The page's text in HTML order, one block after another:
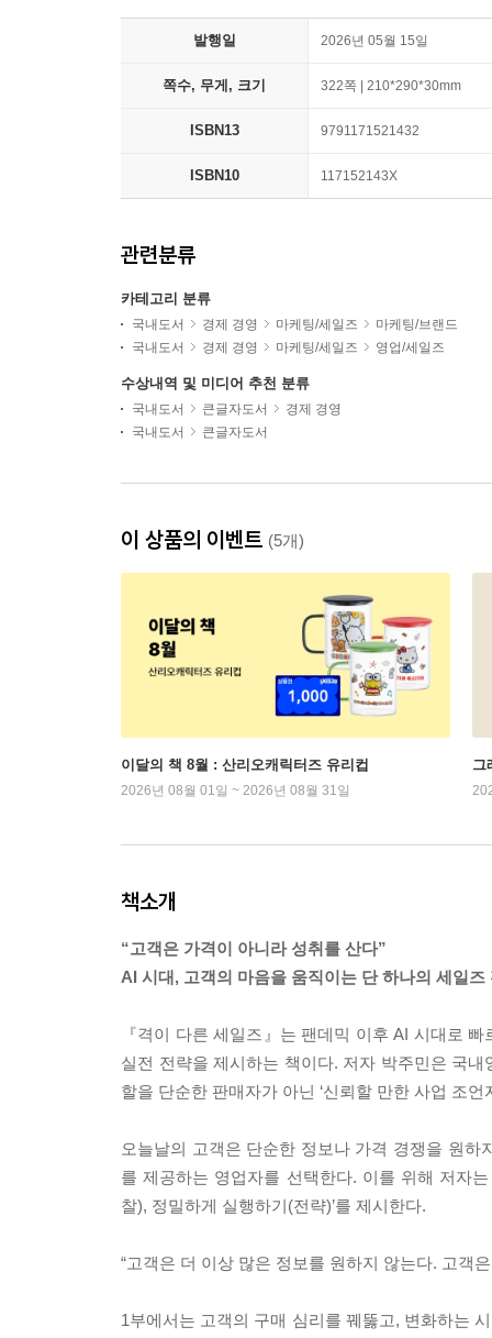
발행일 2026년 05월 15일
쪽수, 무게, 크기 322쪽 | 210*290*30mm
ISBN13 9791171521432
ISBN10 117152143X
관련분류
카테고리 분류
국내도서 경제 경영 마케팅/세일즈
마케팅/브랜드
국내도서
경제 경영 마케팅/세일즈 영업/세일즈
수상내역 및 미디어 추천 분류
국내도서 큰글자도서
경제 경영
국내도서
큰글자도서
이 상품의 이벤트 (5개)
이달의 책 8월 : 산리오캐릭터즈 유리컵
2026년 08월 01일 ~ 2026년 08월 31일
그
책소개
“고객은 가격이 아니라 성취를 산다”
AI 시대, 고객의 마음을 움직이는 단 하나의 세일즈
『격이 다른 세일즈』는 팬데믹 이후 AI 시대로
실전 전략을 제시하는 책이다. 저자 박주민은 국
할을 단순한 판매자가 아닌 ‘신뢰할 만한 사업 조
오늘날의 고객은 단순한 정보나 가격 경쟁을 원
를 제공하는 영업자를 선택한다. 이를 위해 저자
찰), 정밀하게 실행하기(전략)’를 제시한다.
“고객은 더 이상 많은 정보를 원하지 않는다. 고객
1부에서는 고객의 구매 심리를 꿰뚫고, 변화하는